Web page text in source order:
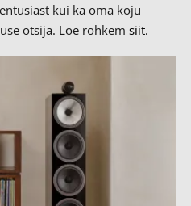
kui ka oma koju
otsija. Loe rohkem siit.